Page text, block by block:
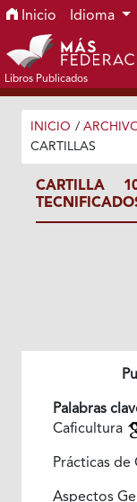
Ir al menú de
Ir al contenido
Ir al pie de página
Inicio Idioma
Libros Publicados
INICIO /
CARTILLAS
CARTILLA
Palabras
Caficultura
Prácticas de
Aspectos